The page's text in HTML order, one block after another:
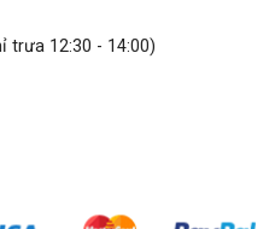
trưa 12:30 - 14:00)